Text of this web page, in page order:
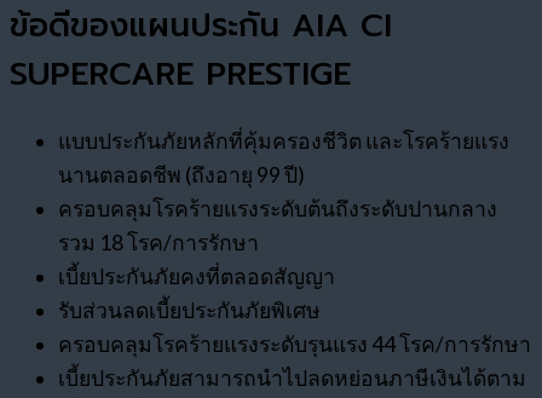
ข้อดีของแผนประกัน AIA CI
SUPERCARE PRESTIGE
แบบประกันภัยหลักที่คุ้มครองชีวิต และโรคร้ายแรง
นานตลอดชีพ (ถึงอายุ 99 ปี)
ครอบคลุมโรคร้ายแรงระดับต้นถึงระดับปานกลาง
รวม 18 โรค/การรักษา
เบี้ยประกันภัยคงที่ตลอดสัญญา
รับส่วนลดเบี้ยประกันภัยพิเศษ
ครอบคลุมโรคร้ายแรงระดับรุนแรง 44 โรค/การรักษา
เบี้ยประกันภัยสามารถนำไปลดหย่อนภาษีเงินได้ตาม